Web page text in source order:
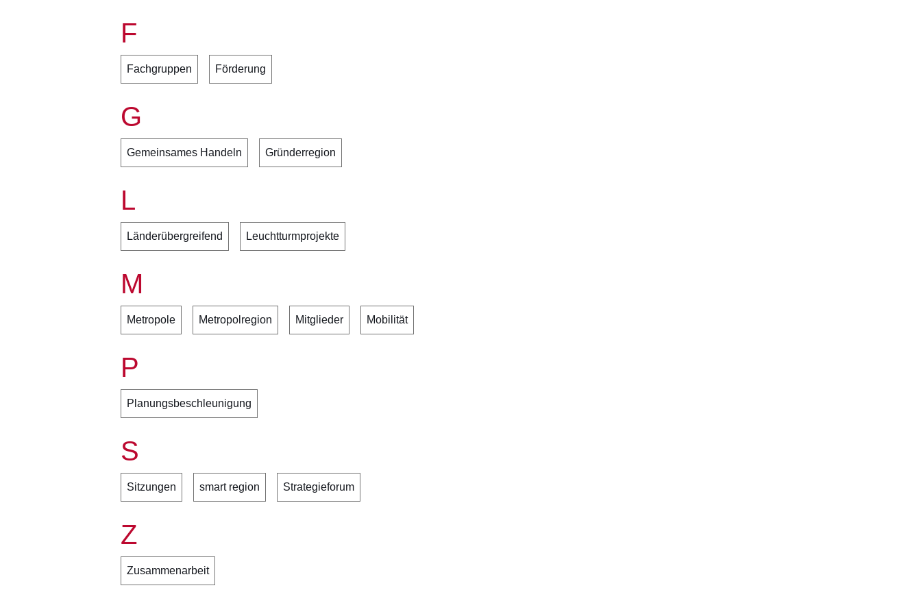
F
Fachgruppen Förderung
G
Gemeinsames Handeln Gründerregion
L
Länderübergreifend Leuchtturmprojekte
M
Metropole Metropolregion Mitglieder Mobilität
P
Planungsbeschleunigung
S
Sitzungen smart region Strategieforum
Z
Zusammenarbeit